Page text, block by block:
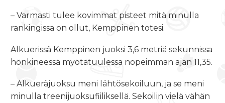
– Varmasti tulee kovimmat pisteet mitä minulla
rankingissa on ollut, Kemppinen totesi.
Alkuerissä Kemppinen juoksi 3,6 metriä sekunnissa
hönkineessä myötätuulessa nopeimman ajan 11,35.
– Alkueräjuoksu meni lähtösekoiluun, ja se meni
minulla treenijuoksufiiliksellä. Sekoilin vielä vähän